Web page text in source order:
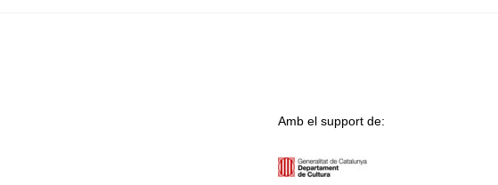
Amb el support de: